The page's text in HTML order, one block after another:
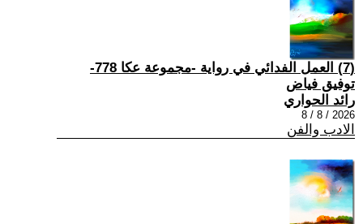
(7) العمل الفدائي في رواية -مجموعة عكا 778-
توفيق فياض
رائد الحواري
2026 / 8 / 8
الادب والفن